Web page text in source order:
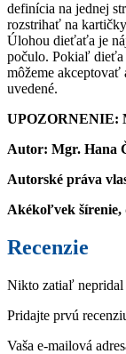
definícia na jednej
rozstrihať na
Úlohou dieťaťa je
počulo. Pokiaľ dieťa
môžeme
uvedené.
UPOZORNENIE:
Autor: Mgr. Hana
Autorské práva
Akékoľvek šírenie,
Recenzie
Nikto zatiaľ nepridal
Pridajte prvú
Vaša e-mailová